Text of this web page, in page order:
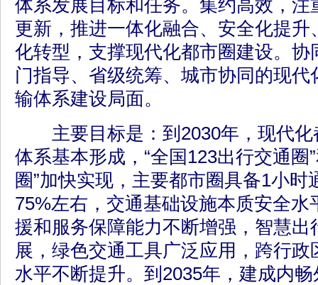
体系发展目标和任务。集约高效，注
更新，推进一体化融合、安全化提
化转型，支撑现代化都市圈建设。协
门指导、省级统筹、城市协同的现
输体系建设局面。
主要目标是：到2030年，现代化
体系基本形成，“全国123出行交通圈
圈”加快实现，主要都市圈具备1小时
75%左右，交通基础设施本质安全水
援和服务保障能力不断增强，智慧出
展，绿色交通工具广泛应用，跨行
水平不断提升。到2035年，建成内